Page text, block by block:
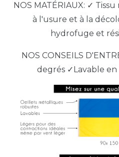
NOS MATÉRIAUX: ✓
à l'usure et à la
hydrofuge et
NOS CONSEILS
degrés ✓Lavable en